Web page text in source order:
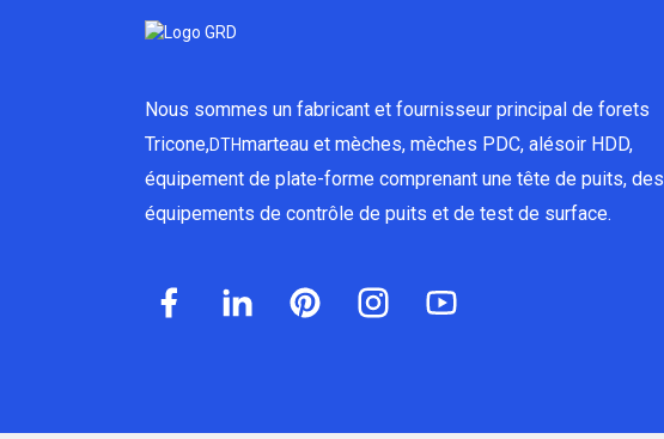
Nous sommes un fabricant et fournisseur principal de forets
Tricone,DTHmarteau et mèches, mèches PDC, alésoir HDD,
équipement de plate-forme comprenant une tête de puits, des
équipements de contrôle de puits et de test de surface.